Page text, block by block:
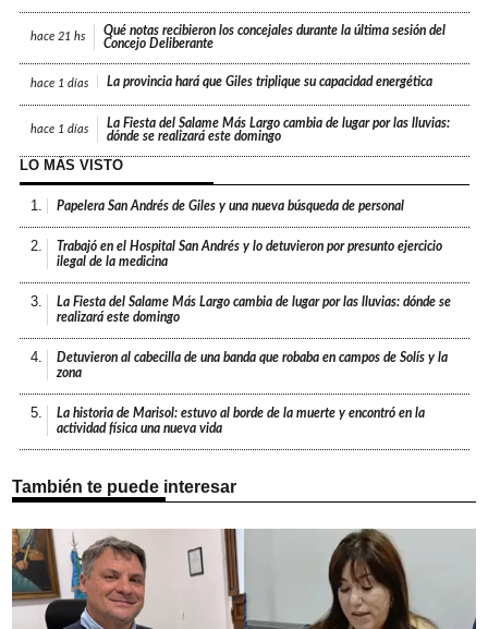
hace 21 hs
Qué notas recibieron los concejales durante la última sesión del
Concejo Deliberante
hace 1 días La provincia hará que Giles triplique su capacidad energética
hace 1 días
La Fiesta del Salame Más Largo cambia de lugar por las lluvias:
dónde se realizará este domingo
LO MÁS VISTO
1. Papelera San Andrés de Giles y una nueva búsqueda de personal
2.
Trabajó en el Hospital San Andrés y lo detuvieron por presunto ejercicio
ilegal de la medicina
3.
La Fiesta del Salame Más Largo cambia de lugar por las lluvias: dónde se
realizará este domingo
4.
Detuvieron al cabecilla de una banda que robaba en campos de Solís y la
zona
5.
La historia de Marisol: estuvo al borde de la muerte y encontró en la
actividad física una nueva vida
También te puede interesar